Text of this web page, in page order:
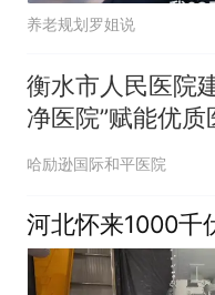
养老规划罗姐说
衡水市人民医院
净医院”赋能优质
哈励逊国际和平医院
河北怀来1000千